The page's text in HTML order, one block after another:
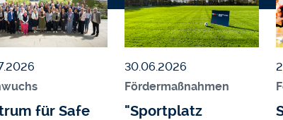
am
für Safe
Veröffentlicht am
30.06.2026
Fördermaßnahmen
"Sportplatz